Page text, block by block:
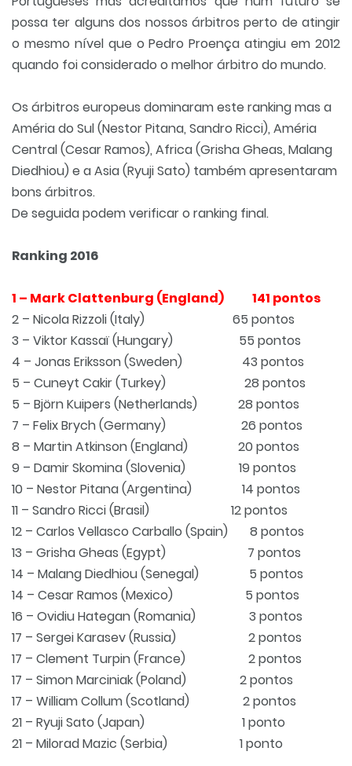
possa ter alguns dos nossos árbitros perto de atingir
o mesmo nível que o Pedro Proença atingiu em 2012
quando foi considerado o melhor árbitro do mundo.
Os árbitros europeus dominaram este ranking mas a
Améria do Sul (Nestor Pitana, Sandro Ricci), Améria
Central (Cesar Ramos), Africa (Grisha Gheas, Malang
Diedhiou) e a Asia (Ryuji Sato) também apresentaram
bons árbitros.
De seguida podem verificar o ranking final.
Ranking 2016
1 – Mark Clattenburg (England) 141 pontos
2 – Nicola Rizzoli (Italy) 65 pontos
3 – Viktor Kassaï (Hungary) 55 pontos
4 – Jonas Eriksson (Sweden) 43 pontos
5 – Cuneyt Cakir (Turkey) 28 pontos
5 – Björn Kuipers (Netherlands) 28 pontos
7 – Felix Brych (Germany) 26 pontos
8 – Martin Atkinson (England) 20 pontos
9 – Damir Skomina (Slovenia) 19 pontos
10 – Nestor Pitana (Argentina) 14 pontos
11 – Sandro Ricci (Brasil) 12 pontos
12 – Carlos Vellasco Carballo (Spain) 8 pontos
13 – Grisha Gheas (Egypt) 7 pontos
14 – Malang Diedhiou (Senegal) 5 pontos
14 – Cesar Ramos (Mexico) 5 pontos
16 – Ovidiu Hategan (Romania) 3 pontos
17 – Sergei Karasev (Russia) 2 pontos
17 – Clement Turpin (France) 2 pontos
17 – Simon Marciniak (Poland) 2 pontos
17 – William Collum (Scotland) 2 pontos
21 – Ryuji Sato (Japan) 1 ponto
21 – Milorad Mazic (Serbia) 1 ponto